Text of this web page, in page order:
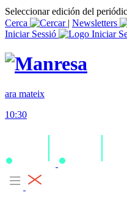
Seleccionar edición del
Cerca
| Newsletters
Iniciar Sessió
ara mateix
10:30